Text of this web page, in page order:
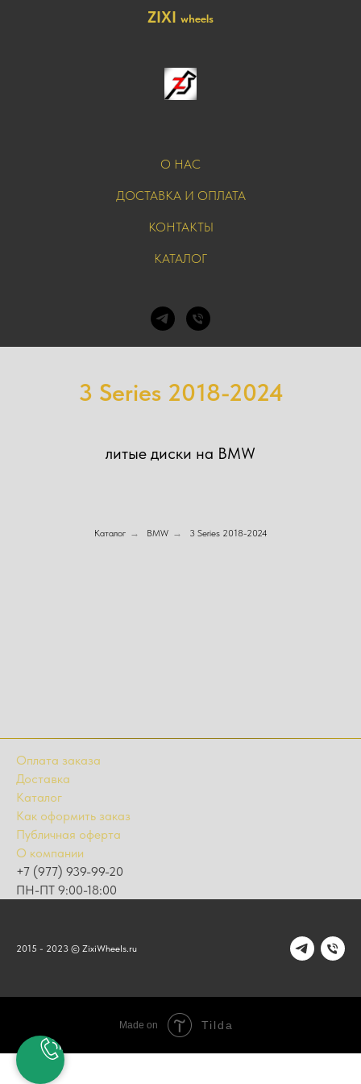
ZIXI wheels
О НАС
ДОСТАВКА И ОПЛАТА
КОНТАКТЫ
КАТАЛОГ
3 Series 2018-2024
литые диски на BMW
Каталог → BMW → 3 Series 2018-2024
Оплата заказа
Доставка
Каталог
Как оформить заказ
Публичная оферта
О компании
+7 (977) 939-99-20
ПН-ПТ 9:00-18:00
2015 - 2023 © ZixiWheels.ru
Made on Tilda